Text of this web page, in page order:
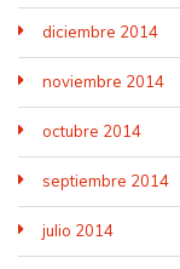
diciembre 2014
noviembre 2014
octubre 2014
septiembre 2014
julio 2014